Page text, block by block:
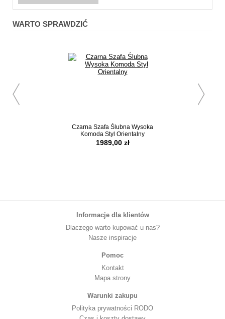
WARTO SPRAWDZIĆ
Czarna Szafa Ślubna Wysoka
Komoda Styl Orientalny
1989,00 zł
Informacje dla klientów
Dlaczego warto kupować u nas?
Nasze inspiracje
Pomoc
Kontakt
Mapa strony
Warunki zakupu
Polityka prywatności RODO